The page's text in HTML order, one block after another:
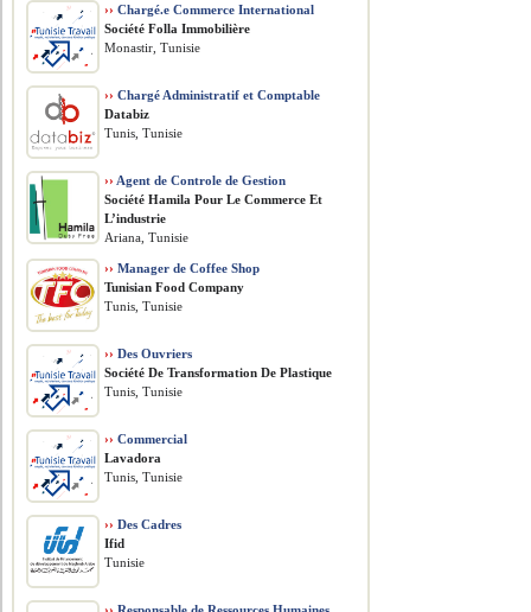
›› Chargé.e Commerce International
Société Folla Immobilière
Monastir, Tunisie
›› Chargé Administratif et Comptable
Databiz
Tunis, Tunisie
›› Agent de Controle de Gestion
Société Hamila Pour Le Commerce Et
L’industrie
Ariana, Tunisie
›› Manager de Coffee Shop
Tunisian Food Company
Tunis, Tunisie
›› Des Ouvriers
Société De Transformation De Plastique
Tunis, Tunisie
›› Commercial
Lavadora
Tunis, Tunisie
›› Des Cadres
Ifid
Tunisie